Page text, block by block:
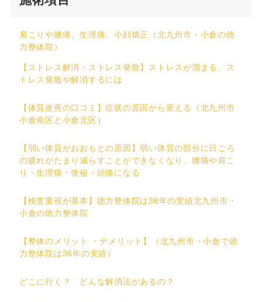
肩こりや腰痛、生理痛、小顔矯正（北九州市・小倉の徳
力整体院）
【ストレス解消・ストレス発散】ストレスが溜まる、ス
トレス発散や解消するには
【体質改善の口コミ】症状の原因から変える（北九州市
小倉南区と小倉北区）
【弱い体質がおおもとの原因】弱い体質の部分に日ごろ
の疲れがたまり減らすことができなくなり、腰痛や肩こ
り・生理痛・便秘・頭痛になる
【検査重視が基本】徳力整体院は36年の実績北九州市・
小倉の徳力整体院
【整体のメリット ・デメリット】（北九州市・小倉で徳
力整体院は36年の実績）
どこに行く？ どんな解消法があるの？